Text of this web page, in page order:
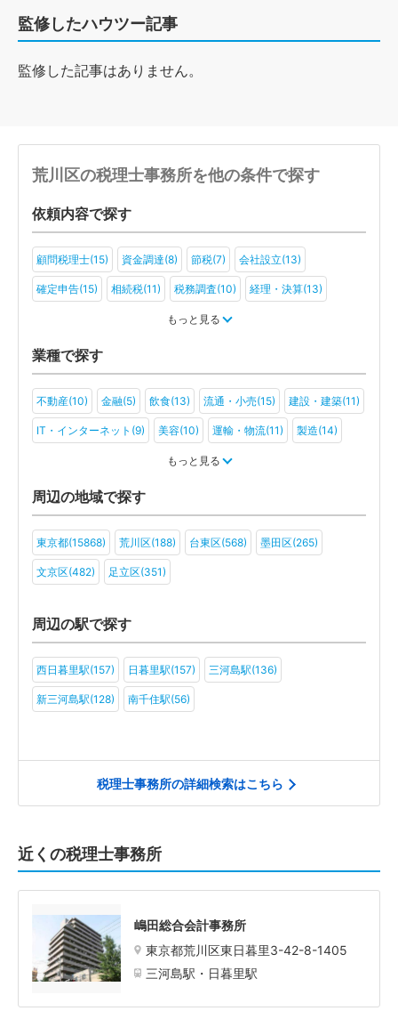
監修したハウツー記事
監修した記事はありません。
荒川区の税理士事務所を他の条件で探す
依頼内容で探す
顧問税理士(15) 資金調達(8) 節税(7) 会社設立(13)
確定申告(15) 相続税(11) 税務調査(10) 経理・決算(13)
もっと見る
業種で探す
不動産(10) 金融(5) 飲食(13) 流通・小売(15) 建設・建築(11)
IT・インターネット(9) 美容(10) 運輸・物流(11) 製造(14)
旅行・ホテル(6)
アミューズメント・レジャー(6)
医療法人(6) ＮＰＯ法人(5) 学校法人(4) 一般社団法人(5)
その他(4)
もっと見る
周辺の地域で探す
東京都(15868) 荒川区(188) 台東区(568) 墨田区(265)
文京区(482) 足立区(351)
周辺の駅で探す
西日暮里駅(157) 日暮里駅(157) 三河島駅(136)
新三河島駅(128) 南千住駅(56)
税理士事務所の詳細検索はこちら
近くの税理士事務所
嶋田総合会計事務所
東京都荒川区東日暮里3-42-8-1405
三河島駅・日暮里駅